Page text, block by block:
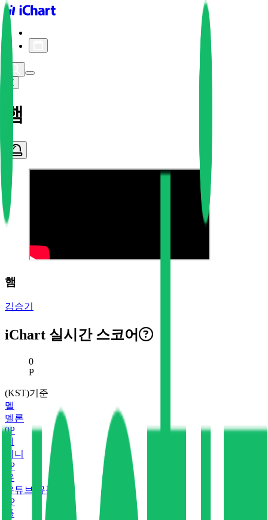
iChart logo
햄
햄
김승기
iChart 실시간 스코어
현재 스코어
0
P
(KST)기준
멜
멜론
0P
지니
P
유
유튜브 뮤직
P
플